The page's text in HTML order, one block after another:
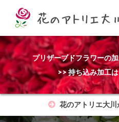
プリザーブドフラワーの
>> 持ち込み加工
花のアトリエ大川